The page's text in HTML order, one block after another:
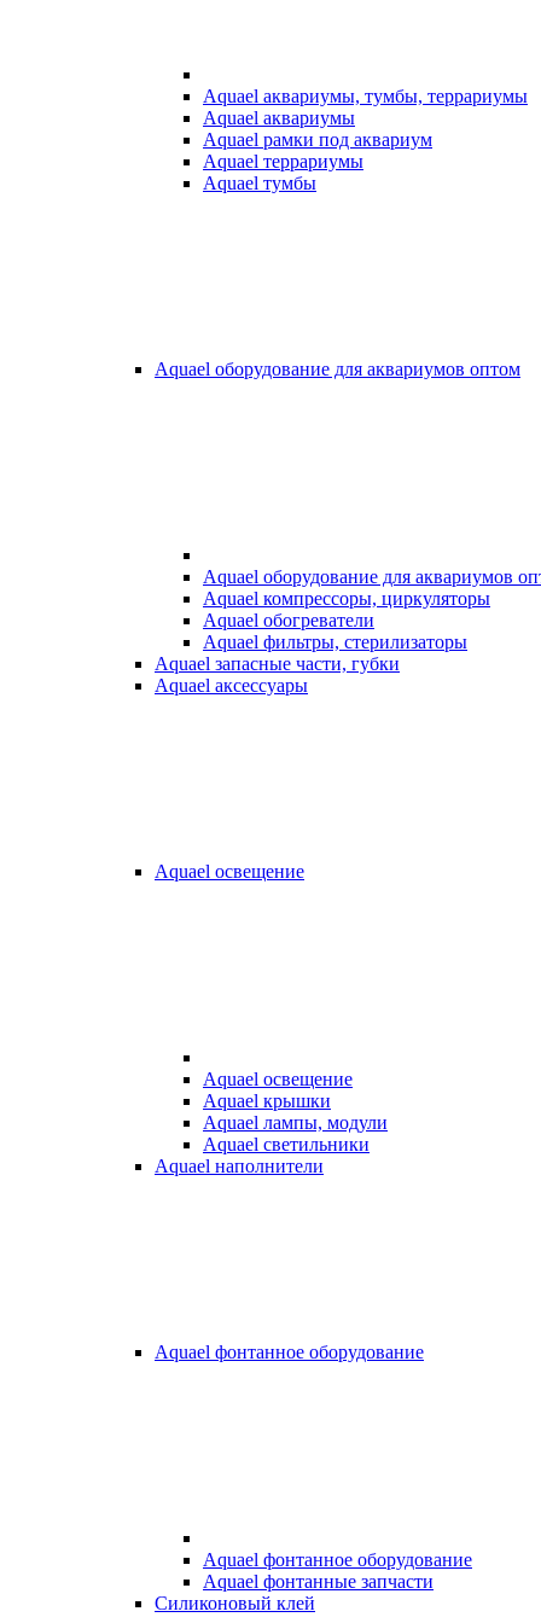
Aquael аквариумы, тумбы, террариумы
Aquael аквариумы
Aquael рамки под аквариум
Aquael террариумы
Aquael тумбы
Aquael оборудование для аквариумов оптом
Aquael оборудование для аквариумов
Aquael компрессоры, циркуляторы
Aquael обогреватели
Aquael фильтры, стерилизаторы
Aquael запасные части, губки
Aquael аксессуары
Aquael освещение
Aquael освещение
Aquael крышки
Aquael лампы, модули
Aquael светильники
Aquael наполнители
Aquael фонтанное оборудование
Aquael фонтанное оборудование
Aquael фонтанные запчасти
Силиконовый клей